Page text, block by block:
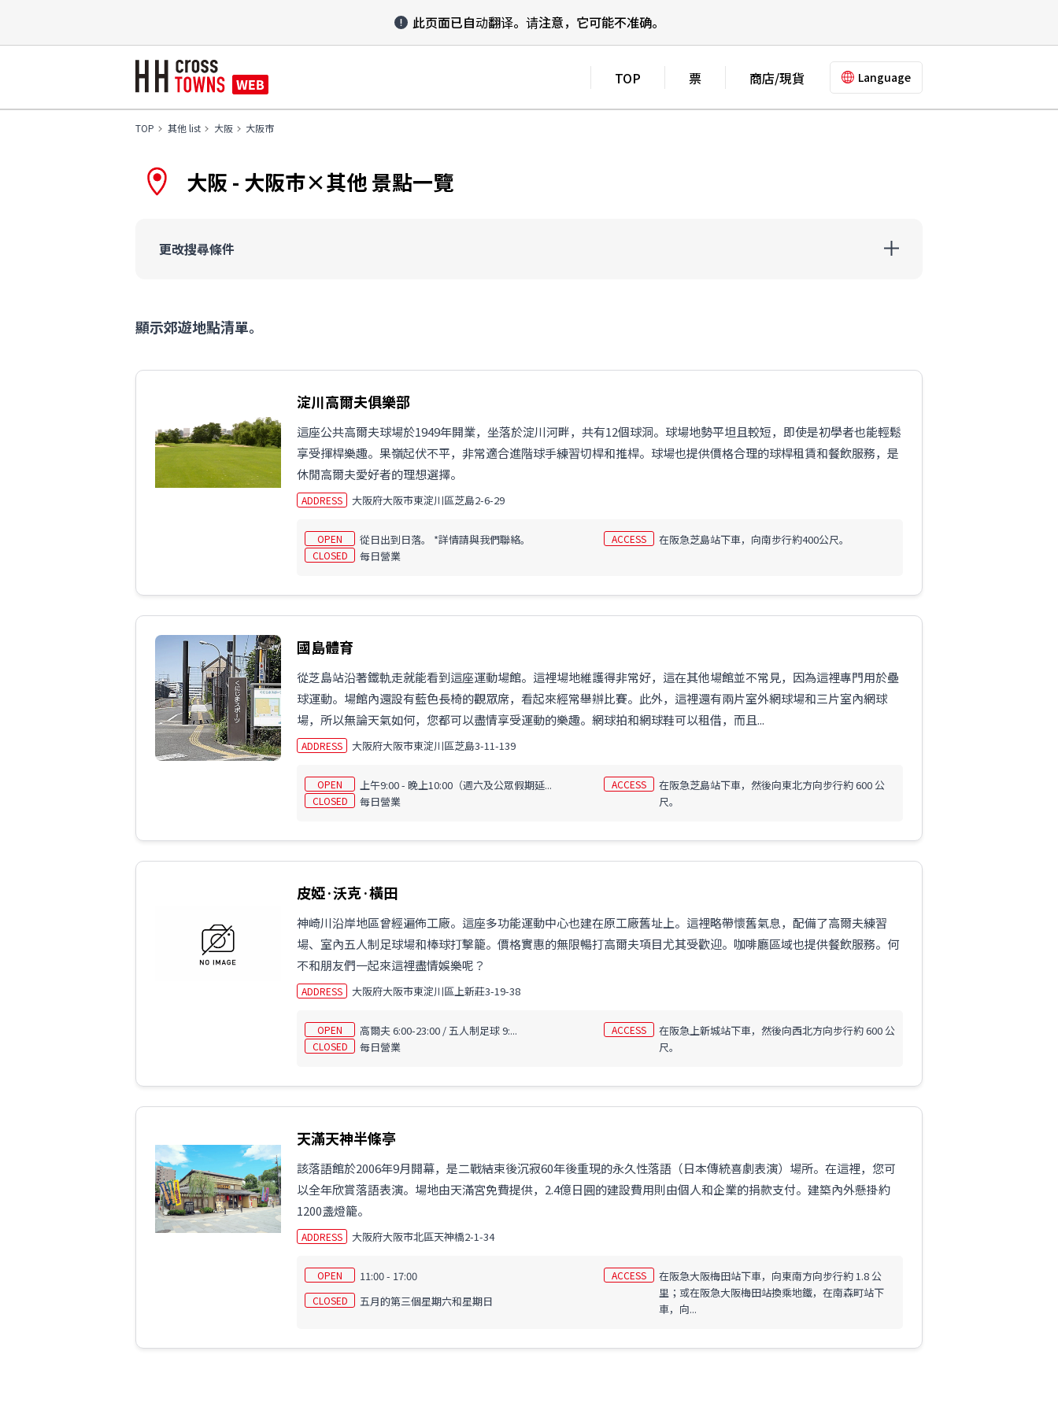
此页面已自动翻译。 请注意，它可能不准确。
Language
TOP 票 商店/現貨
TOP 其他 list 大阪 大阪市
大阪 - 大阪市×其他 景點一覽
更改搜尋條件
顯示郊遊地點清單。
淀川高爾夫俱樂部
這座公共高爾夫球場於1949年開業，坐落於淀川河畔，共有12個球洞。球場地勢平坦且較短，即使是初學者也能輕鬆
享受揮桿樂趣。果嶺起伏不平，非常適合進階球手練習切桿和推桿。球場也提供價格合理的球桿租賃和餐飲服務，是
休閒高爾夫愛好者的理想選擇。
ADDRESS 大阪府大阪市東淀川區芝島2-6-29
OPEN 從日出到日落。 *詳情請與我們聯絡。
CLOSED 每日營業
ACCESS 在阪急芝島站下車，向南步行約400公尺。
國島體育
從芝島站沿著鐵軌走就能看到這座運動場館。這裡場地維護得非常好，這在其他場館並不常見，因為這裡專門用於壘
球運動。場館內還設有藍色長椅的觀眾席，看起來經常舉辦比賽。此外，這裡還有兩片室外網球場和三片室內網球
場，所以無論天氣如何，您都可以盡情享受運動的樂趣。網球拍和網球鞋可以租借，而且...
ADDRESS 大阪府大阪市東淀川區芝島3-11-139
OPEN 上午9:00 - 晚上10:00（週六及公眾假期延...
CLOSED 每日營業
ACCESS
在阪急芝島站下車，然後向東北方向步行約 600 公
尺。
皮婭·沃克·橫田
神崎川沿岸地區曾經遍佈工廠。這座多功能運動中心也建在原工廠舊址上。這裡略帶懷舊氣息，配備了高爾夫練習
場、室內五人制足球場和棒球打擊籠。價格實惠的無限暢打高爾夫項目尤其受歡迎。咖啡廳區域也提供餐飲服務。何
不和朋友們一起來這裡盡情娛樂呢？
ADDRESS 大阪府大阪市東淀川區上新莊3-19-38
OPEN 高爾夫 6:00-23:00 / 五人制足球 9:...
CLOSED 每日營業
ACCESS
在阪急上新城站下車，然後向西北方向步行約 600 公
尺。
天滿天神半條亭
該落語館於2006年9月開幕，是二戰結束後沉寂60年後重現的永久性落語（日本傳統喜劇表演）場所。在這裡，您可
以全年欣賞落語表演。場地由天滿宮免費提供，2.4億日圓的建設費用則由個人和企業的捐款支付。建築內外懸掛約
1200盞燈籠。
ADDRESS 大阪府大阪市北區天神橋2-1-34
OPEN 11:00 - 17:00
CLOSED 五月的第三個星期六和星期日
ACCESS
在阪急大阪梅田站下車，向東南方向步行約 1.8 公
里；或在阪急大阪梅田站換乘地鐵，在南森町站下
車，向...